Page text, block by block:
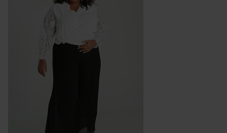
partners kunnen deze gegevens combineren met andere
verzameld op basis van uw gebruik van hun services. U
gaat akkoord met onze cookies als u onze website blijft
gebruiken.